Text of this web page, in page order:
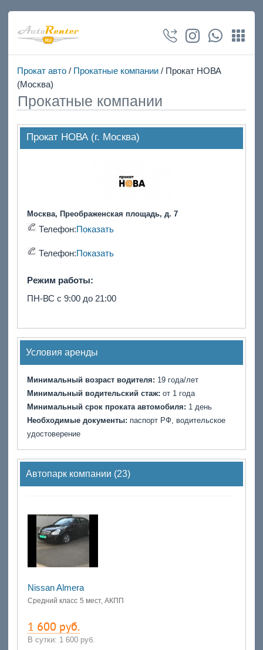
Прокат авто/ Прокатные компании/ Прокат НОВА
(Москва)
Прокатные компании
Прокат НОВА (г. Москва)
Москва, Преображенская площадь, д. 7
Телефон:Показать
Телефон:Показать
Режим работы:
ПН-ВС с 9:00 до 21:00
Условия аренды
Минимальный возраст водителя: 19 года/лет
Минимальный водительский стаж: от 1 года
Минимальный срок проката автомобиля: 1 день
Необходимые документы: паспорт РФ, водительское
удостоверение
Автопарк компании (23)
Nissan Almera
Средний класс 5 мест, АКПП
1 600 руб.
В сутки: 1 600 руб.